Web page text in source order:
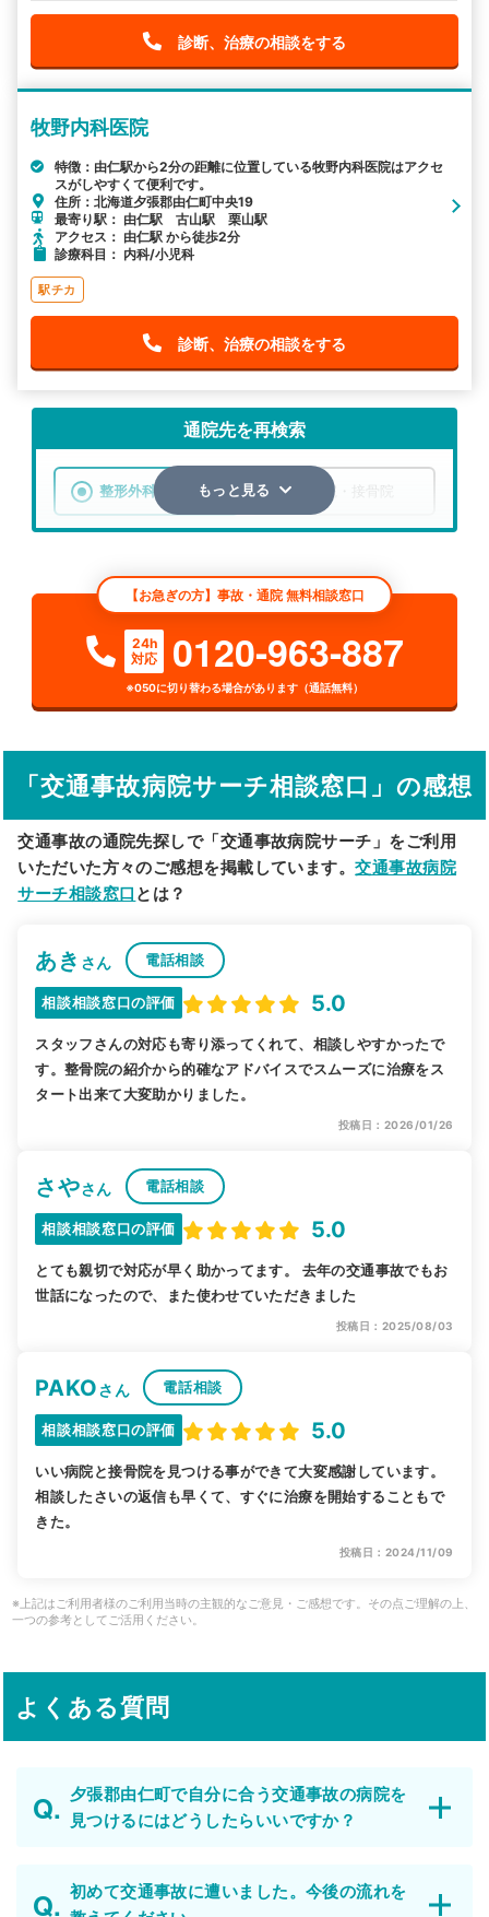
診断、治療の相談をする
牧野内科医院
特徴：由仁駅から2分の距離に位置している牧野内科医院はアクセ
スがしやすくて便利です。
住所：北海道夕張郡由仁町中央19
最寄り駅： 由仁駅 古山駅 栗山駅
アクセス： 由仁駅 から徒歩2分
診療科目： 内科/小児科
駅チカ
診断、治療の相談をする
通院先を再検索
整形外科 整骨院・接骨院
検索する
詳細条件で絞り込む
その他の検索方法
駅から探す 院名から探す
もっと見る
【お急ぎの方】事故・通院 無料相談窓口
24h
対応
0120-963-887
※050に切り替わる場合があります（通話無料）
「交通事故病院サーチ相談窓口」の感想
交通事故の通院先探しで「交通事故病院サーチ」をご利用
いただいた方々のご感想を掲載しています。交通事故病院
サーチ相談窓口 とは？
あき さん 電話相談
相談相談窓口の評価 5.0
スタッフさんの対応も寄り添ってくれて、相談しやすかったで
す。整骨院の紹介から的確なアドバイスでスムーズに治療をス
タート出来て大変助かりました。
投稿日：2026/01/26
さやさん 電話相談
相談相談窓口の評価 5.0
とても親切で対応が早く助かってます。 去年の交通事故でもお
世話になったので、また使わせていただきました
投稿日：2025/08/03
PAKOさん 電話相談
相談相談窓口の評価 5.0
いい病院と接骨院を見つける事ができて大変感謝しています。
相談したさいの返信も早くて、すぐに治療を開始することもで
きた。
投稿日：2024/11/09
※上記はご利用者様のご利用当時の主観的なご意見・ご感想です。その点ご理解の上、
一つの参考としてご活用ください。
よくある質問
夕張郡由仁町で自分に合う交通事故の病院を
見つけるにはどうしたらいいですか？
初めて交通事故に遭いました。今後の流れを